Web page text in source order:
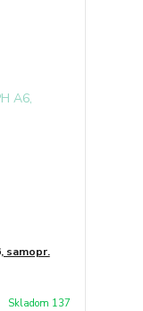
samopr.
Skladom 137